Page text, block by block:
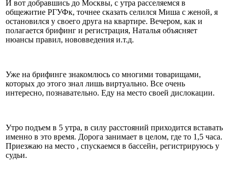
И вот добравшись до Москвы, с утра расселяемся в
общежитие РГУФк, точнее сказать селился Миша с женой, я
остановился у своего друга на квартире. Вечером, как и
полагается брифинг и регистрация, Наталья объясняет
нюансы правил, нововведения и.т.д.
Уже на брифинге знакомлюсь со многими товарищами,
которых до этого знал лишь виртуально. Все очень
интересно, познавательно. Еду на место своей дислокации.
Утро подъем в 5 утра, в силу расстояний приходится вставать
именно в это время. Дорога занимает в целом, где то 1,5 часа.
Приезжаю на место , спускаемся в бассейн, регистрируюсь у
судьи.